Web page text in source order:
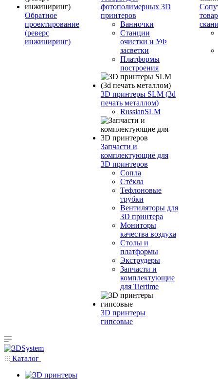
Обратное
проектирование
(реверс
инжиниринг)
фотополимерных 3D
принтеров
Ванночки
Станции
очистки и УФ
засветки
Платформы
построения
3D принтеры SLM (3d
печать металлом)
RussianSLM
Запчасти и
комплектующие для
3D принтеров
Сопла
Cтёкла
Тефлоновые
трубки
Вентиляторы для
3D принтера
Мониторы
качества воздуха
Столы и
платформы
Экструдеры
Запчасти и
комплектующие
для Tiertime
3D принтеры
гипсовые
Каталог